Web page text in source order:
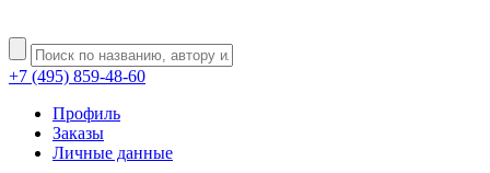
+7 (495) 859-48-60
Профиль
Заказы
Личные данные